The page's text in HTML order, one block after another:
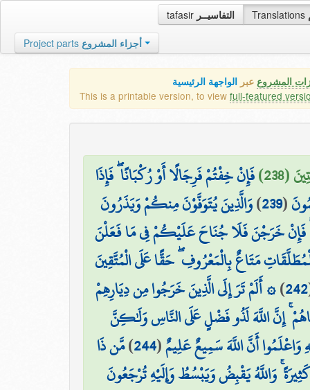
tafasir التفاسيــر Translations
Project parts أجزاء المشروع
المشروع عبر الواجهة الرئيسية
This is a printable version, to view full-featured
فَإِنْ خِفْتُمْ فَرِجَالًا أَوْ رُكْبَانًا ۖ فَإِذَا
(
239
)وَالَّذِينَ يُتَوَفَّوْنَ مِنكُمْ وَيَذَرُونَ
فَإِنْ خَرَجْنَ فَلَا جُنَاحَ عَلَيْكُمْ فِي مَا فَعَلْنَ
مَتَاعٌ بِالْمَعْرُوفِ ۖ حَقًّا عَلَى الْمُتَّقِينَ
242
)۞ أَلَمْ تَرَ إِلَى الَّذِينَ خَرَجُوا مِن دِيَارِهِمْ
إِنَّ اللَّهَ لَذُو فَضْلٍ عَلَى النَّاسِ وَلَٰكِنَّ
وَاعْلَمُوا أَنَّ اللَّهَ سَمِيعٌ عَلِيمٌ(
244
)مَّن ذَا
وَاللَّهُ يَقْبِضُ وَيَبْسُطُ وَإِلَيْهِ تُرْجَعُونَ